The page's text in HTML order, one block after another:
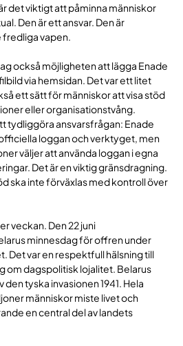
det viktigt att påminna människor
Den är ett ansvar. Den är
vapen.
också möjligheten att lägga Enade
via hemsidan. Det var ett litet
ett sätt för människor att visa stöd
eller organisationstvång.
tydliggöra ansvarsfrågan: Enade
loggan och verktyget, men
väljer att använda loggan i egna
Det är en viktig gränsdragning.
ska inte förväxlas med kontroll över
veckan. Den 22 juni
minnesdag för offren under
Det var en respektfull hälsning till
om dagspolitisk lojalitet. Belarus
tyska invasionen 1941. Hela
människor miste livet och
en central del av landets